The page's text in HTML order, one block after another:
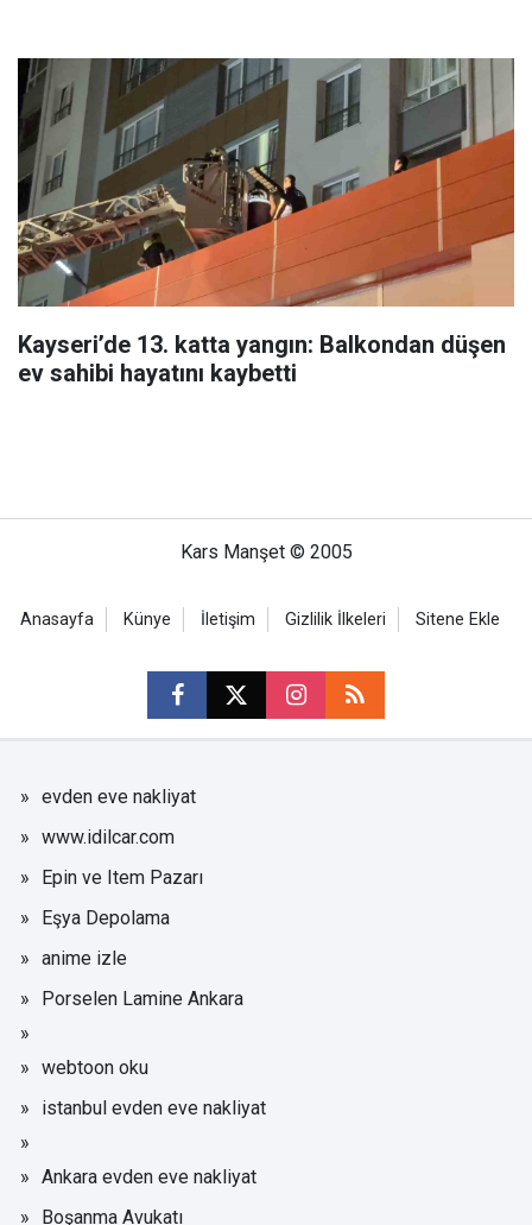
Kayseri’de 13. katta yangın: Balkondan düşen
ev sahibi hayatını kaybetti
Kars Manşet © 2005
Anasayfa Künye İletişim Gizlilik İlkeleri Sitene Ekle
evden eve nakliyat
www.idilcar.com
Epin ve Item Pazarı
Eşya Depolama
anime izle
Porselen Lamine Ankara
webtoon oku
istanbul evden eve nakliyat
Ankara evden eve nakliyat
Boşanma Avukatı